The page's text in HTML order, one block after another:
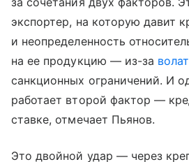
экспортер, на которую давит
и неопределенность
на ее продукцию — из-за
санкционных ограничений. И
работает второй фактор —
ставке, отмечает Пьянов.
Это двойной удар — через